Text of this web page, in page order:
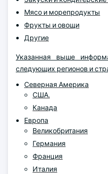
Мясо и морепродукты
Фрукты и овощи
Другие
Указанная выше
следующих регионов и
Северная Америка
США.
Канада
Европа
Великобритания
Германия
Франция
Италия